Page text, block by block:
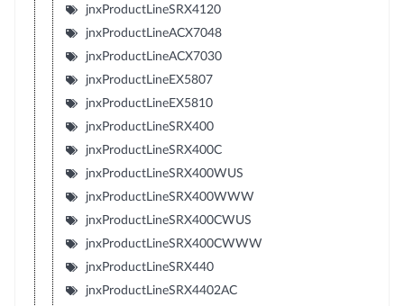
jnxProductLineSRX4120
jnxProductLineACX7048
jnxProductLineACX7030
jnxProductLineEX5807
jnxProductLineEX5810
jnxProductLineSRX400
jnxProductLineSRX400C
jnxProductLineSRX400WUS
jnxProductLineSRX400WWW
jnxProductLineSRX400CWUS
jnxProductLineSRX400CWWW
jnxProductLineSRX440
jnxProductLineSRX4402AC